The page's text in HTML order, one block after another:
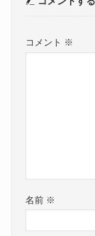
コメント ※
名前 ※